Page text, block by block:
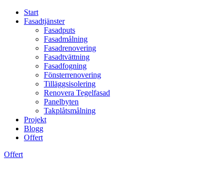
Start
Fasadtjänster
Fasadputs
Fasadmålning
Fasadrenovering
Fasadtvättning
Fasadfogning
Fönsterrenovering
Tilläggsisolering
Renovera Tegelfasad
Panelbyten
Takplåtsmålning
Projekt
Blogg
Offert
Offert